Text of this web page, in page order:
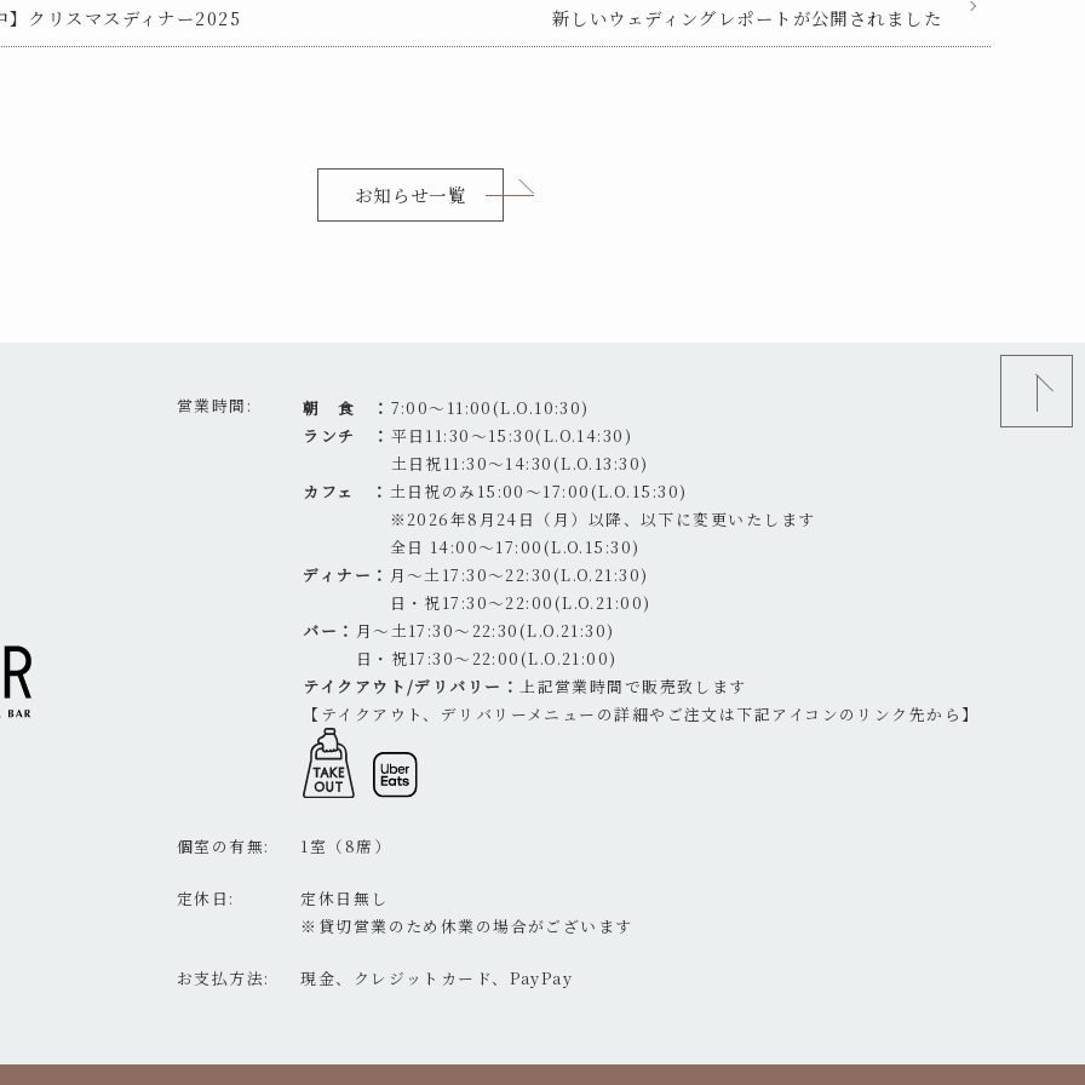
】クリスマスディナー2025 新しいウェディングレポートが公開されました
お知らせ一覧
営業時間 朝 食 ： 7:00～11:00(L.O.10:30)
ランチ ： 平日11:30～15:30(L.O.14:30)
土日祝11:30～14:30(L.O.13:30)
カフェ ： 土日祝のみ15:00～17:00(L.O.15:30)
※2026年8月24日（月）以降、以下に変更いたします
全日 14:00～17:00(L.O.15:30)
ディナー： 月～土17:30～22:30(L.O.21:30)
日・祝17:30～22:00(L.O.21:00)
バー： 月～土17:30～22:30(L.O.21:30)
日・祝17:30～22:00(L.O.21:00)
テイクアウト/デリバリー：上記営業時間で販売致します
【テイクアウト、デリバリーメニューの詳細やご注文は下記アイコンのリンク先から】
個室の有無 1室（8席）
定休日
定休日無し
※貸切営業のため休業の場合がございます
お支払方法 現金、クレジットカード、PayPay